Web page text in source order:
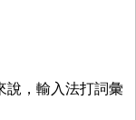
說，輸入法打詞彙